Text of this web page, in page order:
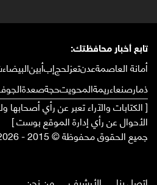
تابع أخبار محافظتك:
أمانة العاصمةعدنتعزلحجإبأبينالبيضاء
ذمارصنعاءريمةالمحويتحجةصعدة
[ الكتابات والآراء تعبر عن رأي
الأحوال عن رأي إدارة الموقع بوست ]
جميع الحقوق محفوظة © 2015 - 2026